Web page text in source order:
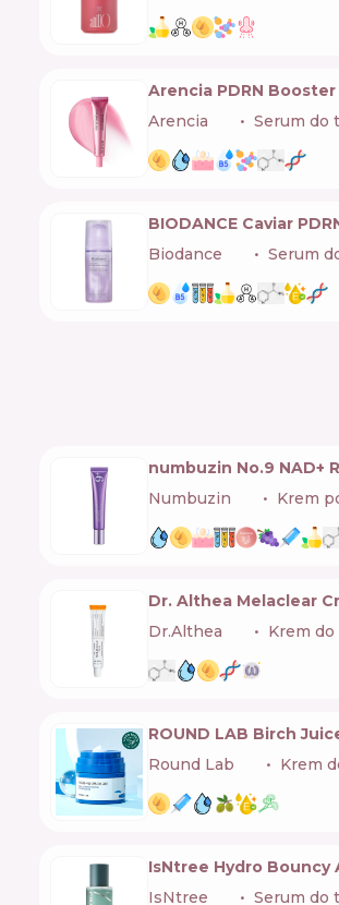
Arencia PDRN
Arencia
Serum do
BIODANCE Caviar
Biodance
Serum
numbuzin No.9 NAD+
Numbuzin
Krem
Dr. Althea Melaclear
Dr.Althea
Krem
ROUND LAB Birch
Round Lab
Krem
IsNtree Hydro Bouncy
IsNtree
Serum do